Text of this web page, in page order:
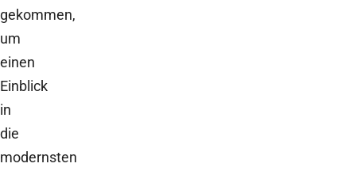
gekommen,
um
einen
Einblick
in
die
modernsten